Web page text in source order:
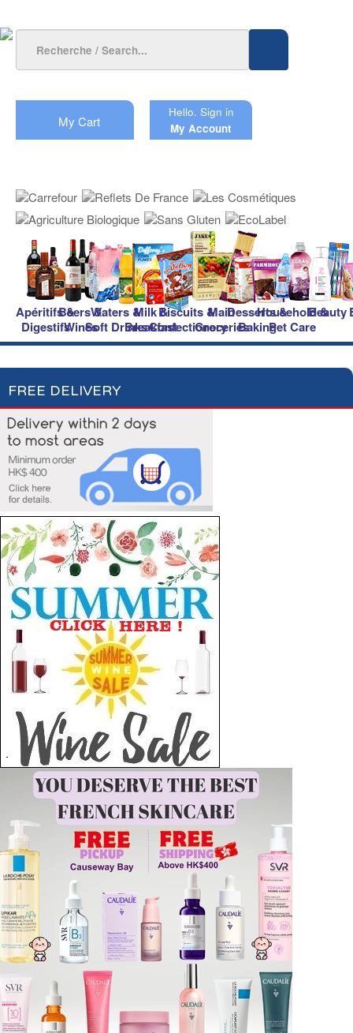
My Cart
Hello. Sign in
My Account
Apéritifs &
Digestifs
Beers &
Wines
Waters &
Soft Drinks
Milk &
Breakfast
Biscuits &
Confectionery
Main
Groceries
Desserts &
Baking
Household &
Pet Care
Beauty
FREE DELIVERY